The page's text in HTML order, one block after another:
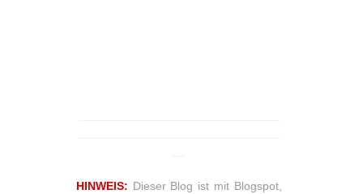
HINWEIS: Dieser Blog ist mit Blogspot,